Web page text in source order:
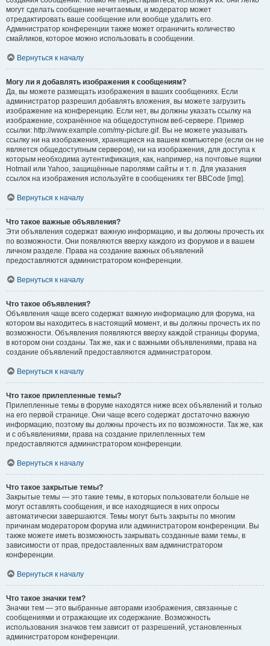
могут сделать сообщение нечитаемым, и модератор может
отредактировать ваше сообщение или вообще удалить его.
Администратор конференции также может ограничить количество
смайликов, которое можно использовать в сообщении.
Вернуться к началу
Могу ли я добавлять изображения к сообщениям?
Да, вы можете размещать изображения в ваших сообщениях. Если
администратор разрешил добавлять вложения, вы можете загрузить
изображение на конференцию. Если нет, вы должны указать ссылку на
изображение, сохранённое на общедоступном веб-сервере. Пример
ссылки: http://www.example.com/my-picture.gif. Вы не можете указывать
ссылку ни на изображения, хранящиеся на вашем компьютере (если он не
является общедоступным сервером), ни на изображения, для доступа к
которым необходима аутентификация, как, например, на почтовые ящики
Hotmail или Yahoo, защищённые паролями сайты и т. п. Для указания
ссылок на изображения используйте в сообщениях тег BBCode [img].
Вернуться к началу
Что такое важные объявления?
Эти объявления содержат важную информацию, и вы должны прочесть их
по возможности. Они появляются вверху каждого из форумов и в вашем
личном разделе. Права на создание важных объявлений
предоставляются администратором конференции.
Вернуться к началу
Что такое объявления?
Объявления чаще всего содержат важную информацию для форума, на
котором вы находитесь в настоящий момент, и вы должны прочесть их по
возможности. Объявления появляются вверху каждой страницы форума,
в котором они созданы. Так же, как и с важными объявлениями, права на
создание объявлений предоставляются администратором.
Вернуться к началу
Что такое прилепленные темы?
Прилепленные темы в форуме находятся ниже всех объявлений и только
на его первой странице. Они чаще всего содержат достаточно важную
информацию, поэтому вы должны прочесть их по возможности. Так же, как
и с объявлениями, права на создание прилепленных тем
предоставляются администратором конференции.
Вернуться к началу
Что такое закрытые темы?
Закрытые темы — это такие темы, в которых пользователи больше не
могут оставлять сообщения, и все находящиеся в них опросы
автоматически завершаются. Темы могут быть закрыты по многим
причинам модератором форума или администратором конференции. Вы
также можете иметь возможность закрывать созданные вами темы, в
зависимости от прав, предоставленных вам администратором
конференции.
Вернуться к началу
Что такое значки тем?
Значки тем — это выбранные авторами изображения, связанные с
сообщениями и отражающие их содержание. Возможность
использования значков тем зависит от разрешений, установленных
администратором конференции.